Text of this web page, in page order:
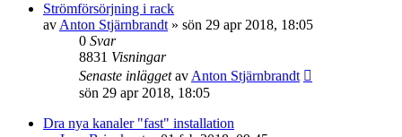
Strömförsörjning i rack
av Anton Stjärnbrandt » sön 29 apr 2018, 18:05
0 Svar
8831 Visningar
Senaste inläggetav Anton Stjärnbrandt
sön 29 apr 2018, 18:05
Dra nya kanaler "fast" installation